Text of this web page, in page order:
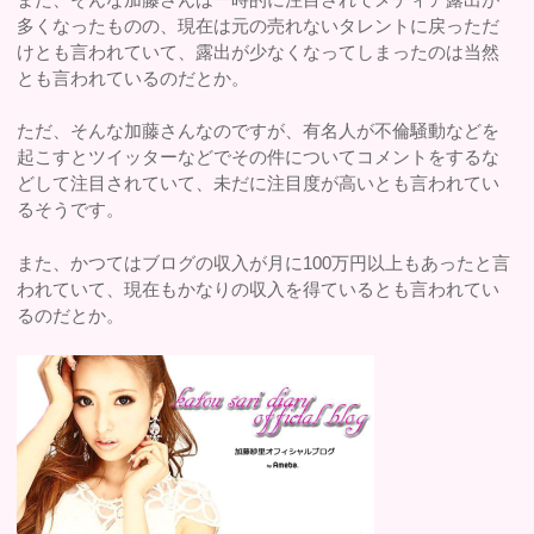
多くなったものの、現在は元の売れないタレントに戻っただ
けとも言われていて、露出が少なくなってしまったのは当然
とも言われているのだとか。
ただ、そんな加藤さんなのですが、有名人が不倫騒動などを
起こすとツイッターなどでその件についてコメントをするな
どして注目されていて、未だに注目度が高いとも言われてい
るそうです。
また、かつてはブログの収入が月に100万円以上もあったと言
われていて、現在もかなりの収入を得ているとも言われてい
るのだとか。